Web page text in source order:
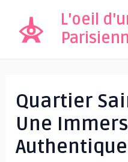
contenu
L'oeil
Quartier
Une